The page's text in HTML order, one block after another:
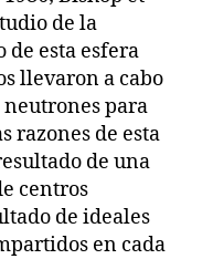
de la
esta esfera
llevaron a cabo
para
razones de esta
de una
centros
de ideales
en cada